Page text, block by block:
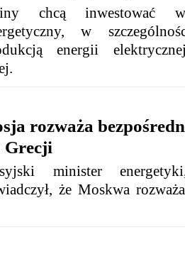
chcą inwestować
w
energii
rozważa
Grecji
minister
że Moskwa